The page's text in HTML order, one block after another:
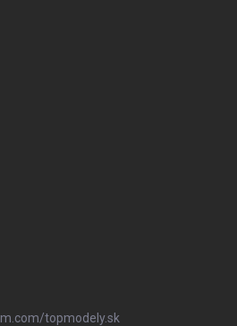
topmodely.sk